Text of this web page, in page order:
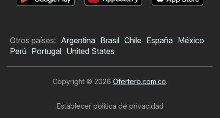
Otros países: Argentina Brasil Chile España México
Perú Portugal United States
Copyright © 2026 Ofertero.com.co.
Establecer política de privacidad